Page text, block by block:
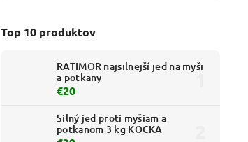
Top 10 produktov
RATIMOR najsilnejší jed na myši
a potkany
€20
Silný jed proti myšiam a
potkanom 3 kg KOCKA